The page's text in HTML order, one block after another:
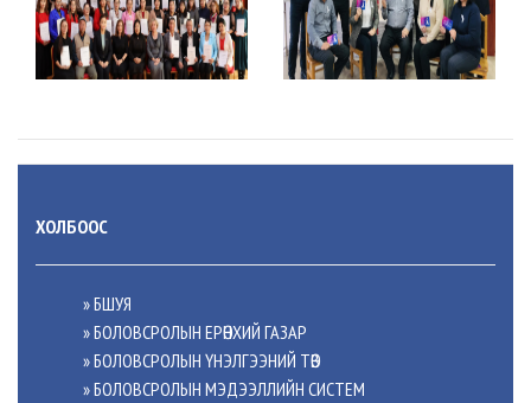
ХОЛБООС
» БШУЯ
» БОЛОВСРОЛЫН ЕРӨНХИЙ ГАЗАР
» БОЛОВСРОЛЫН ҮНЭЛГЭЭНИЙ ТӨВ
» БОЛОВСРОЛЫН МЭДЭЭЛЛИЙН СИСТЕМ